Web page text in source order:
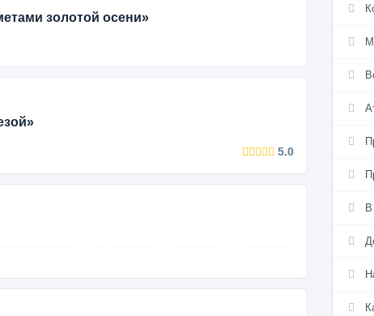
золотой осени»
5.0